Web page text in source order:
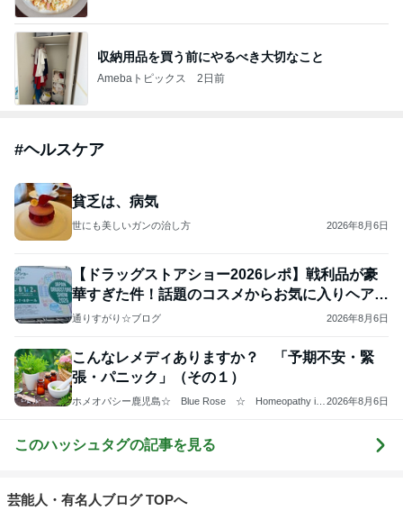
収納用品を買う前にやるべき大切なこと
Amebaトピックス 2日前
#ヘルスケア
貧乏は、病気
世にも美しいガンの治し方 2026年8月6日
【ドラッグストアショー2026レポ】戦利品が豪
華すぎた件！話題のコスメからお気に入りヘアケ
アまで
通りすがり☆ブログ 2026年8月6日
こんなレメディありますか？ 「予期不安・緊
張・パニック」（その１）
ホメオパシー鹿児島☆ Blue Rose ☆ Homeopathy in
2026年8月6日
このハッシュタグの記事を見る
芸能人・有名人ブログ TOPへ